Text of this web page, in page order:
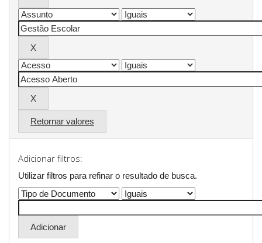
Retornar valores
Adicionar filtros:
Utilizar filtros para refinar o resultado de busca.